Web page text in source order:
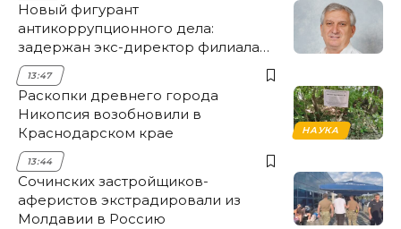
Новый фигурант
антикоррупционного дела:
задержан экс-директор филиала
НЭСК Крымска
13:47
НАУКА
Раскопки древнего города
Никопсия возобновили в
Краснодарском крае
13:44
Сочинских застройщиков-
аферистов экстрадировали из
Молдавии в Россию